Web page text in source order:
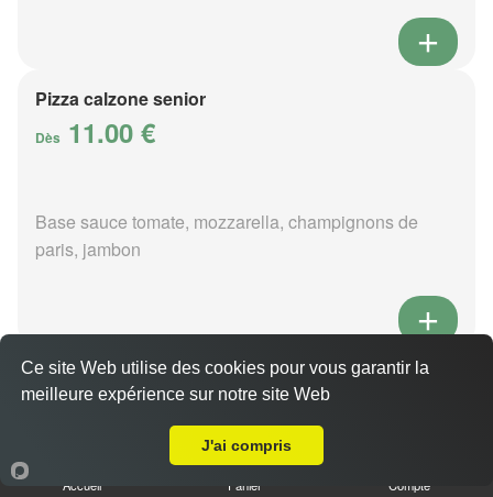
Pizza calzone senior
Dès 11.00 €
Base sauce tomate, mozzarella, champignons de
paris, jambon
Pizza 4 fromages senior
11.00 €
Accueil Panier Compte
Ce site Web utilise des cookies pour vous garantir la
meilleure expérience sur notre site Web
J'ai compris